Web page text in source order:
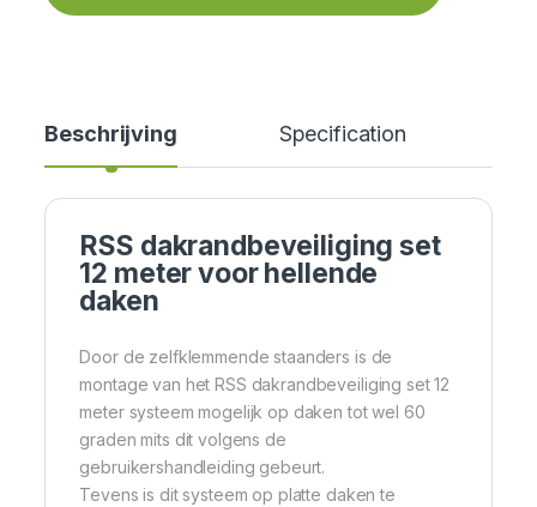
Beschrijving Specification
RSS dakrandbeveiliging set
12 meter voor hellende
daken
Door de zelfklemmende staanders is de
montage van het RSS dakrandbeveiliging set 12
meter systeem mogelijk op daken tot wel 60
graden mits dit volgens de
gebruikershandleiding gebeurt.
Tevens is dit systeem op platte daken te